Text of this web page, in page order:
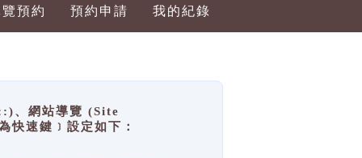
預約 預約申請 我的紀錄
、網站導覽 (Site
速鍵﹞設定如下：